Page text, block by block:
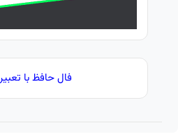
فال حافظ با تعبیر